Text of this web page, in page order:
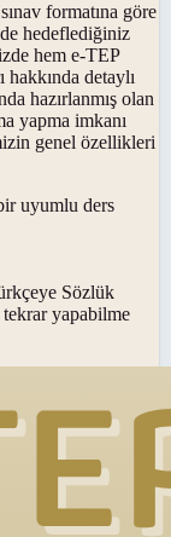
formatına göre
hedeflediğiniz
hem e-TEP
detaylı
hazırlanmış olan
yapma imkanı
genel özellikleri
uyumlu ders
Sözlük
tekrar yapabilme